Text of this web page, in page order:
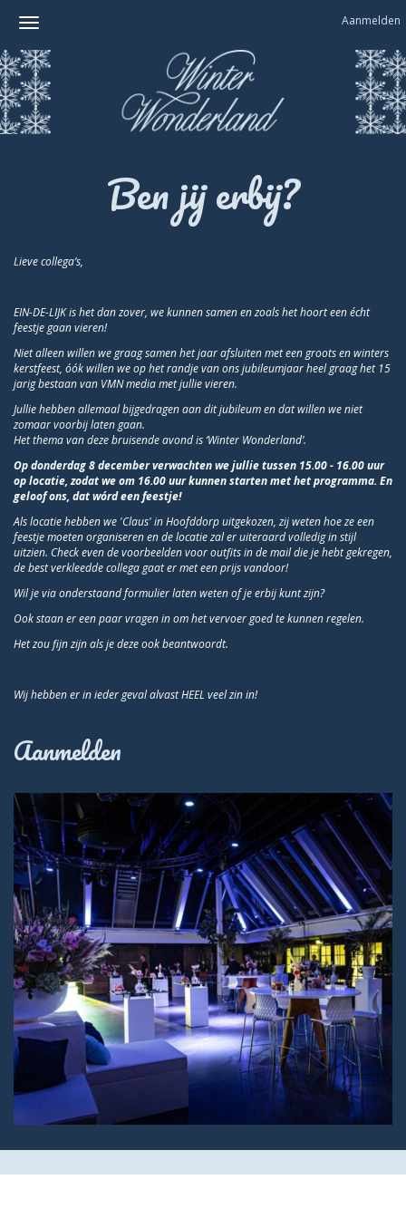
Aanmelden
Ben jij erbij?
Lieve collega’s,
EIN-DE-LIJK is het dan zover, we kunnen samen en zoals het hoort een écht
feestje gaan vieren!
Niet alleen willen we graag samen het jaar afsluiten met een groots en winters
kerstfeest, óók willen we op het randje van ons jubileumjaar heel graag het 15
jarig bestaan van VMN media met jullie vieren.
Jullie hebben allemaal bijgedragen aan dit jubileum en dat willen we niet
zomaar voorbij laten gaan.
Het thema van deze bruisende avond is ‘Winter Wonderland’.
Op donderdag 8 december verwachten we jullie tussen 15.00 - 16.00 uur
op locatie, zodat we om 16.00 uur kunnen starten met het programma. En
geloof ons, dat wórd een feestje!
Als locatie hebben we 'Claus' in Hoofddorp uitgekozen, zij weten hoe ze een
feestje moeten organiseren en de locatie zal er uiteraard volledig in stijl
uitzien. Check even de voorbeelden voor outfits in de mail die je hebt gekregen,
de best verkleedde collega gaat er met een prijs vandoor!
Wil je via onderstaand formulier laten weten of je erbij kunt zijn?
Ook staan er een paar vragen in om het vervoer goed te kunnen regelen.
Het zou fijn zijn als je deze ook beantwoordt.
Wij hebben er in ieder geval alvast HEEL veel zin in!
Aanmelden